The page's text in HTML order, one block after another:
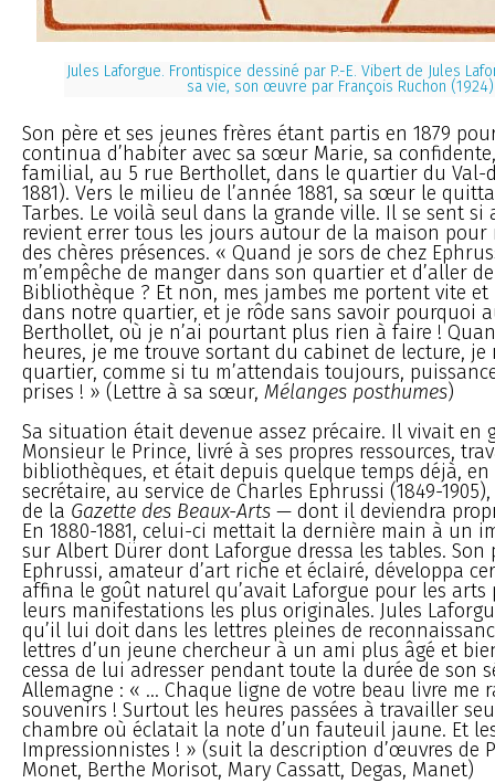
Jules Laforgue. Frontispice dessiné par P.-E. Vibert de Jules
sa vie, son œuvre par François Ruchon (1924)
Son père et ses jeunes frères étant partis en 1879
continua d’habiter avec sa sœur Marie, sa
familial, au 5 rue Berthollet, dans le quartier du Val-
1881). Vers le milieu de l’année 1881, sa sœur le
Tarbes. Le voilà seul dans la grande ville. Il se sent si
revient errer tous les jours autour de la maison pour
des chères présences. « Quand je sors de chez
m’empêche de manger dans son quartier et d’aller
Bibliothèque ? Et non, mes jambes me portent vite
dans notre quartier, et je rôde sans savoir pourquoi
Berthollet, où je n’ai pourtant plus rien à faire !
heures, je me trouve sortant du cabinet de lecture, je
quartier, comme si tu m’attendais toujours,
prises ! » (Lettre à sa sœur, Mélanges posthumes)
Sa situation était devenue assez précaire. Il vivait en
Monsieur le Prince, livré à ses propres ressources,
bibliothèques, et était depuis quelque temps déjà,
secrétaire, au service de Charles Ephrussi (1849-
de la Gazette des Beaux-Arts — dont il deviendra
En 1880-1881, celui-ci mettait la dernière main à un
sur Albert Dürer dont Laforgue dressa les tables. Son
Ephrussi, amateur d’art riche et éclairé, développa
affina le goût naturel qu’avait Laforgue pour les arts
leurs manifestations les plus originales. Jules
qu’il lui doit dans les lettres pleines de
lettres d’un jeune chercheur à un ami plus âgé et
cessa de lui adresser pendant toute la durée de son
Allemagne : « ... Chaque ligne de votre beau livre me
souvenirs ! Surtout les heures passées à travailler
chambre où éclatait la note d’un fauteuil jaune. Et
Impressionnistes ! » (suit la description d’œuvres de
Monet, Berthe Morisot, Mary Cassatt, Degas, Manet)